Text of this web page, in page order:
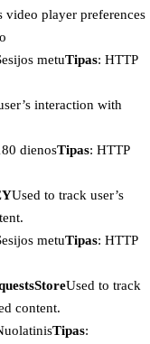
video player preferences
metuTipas: HTTP
interaction with
dienosTipas: HTTP
Used to track user’s
metuTipas: HTTP
Used to track
content.
Tipas: